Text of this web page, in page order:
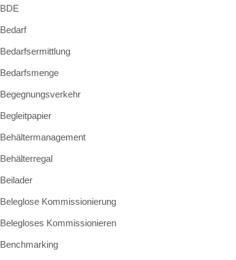
BDE
Bedarf
Bedarfsermittlung
Bedarfsmenge
Begegnungsverkehr
Begleitpapier
Behältermanagement
Behälterregal
Beilader
Beleglose Kommissionierung
Belegloses Kommissionieren
Benchmarking